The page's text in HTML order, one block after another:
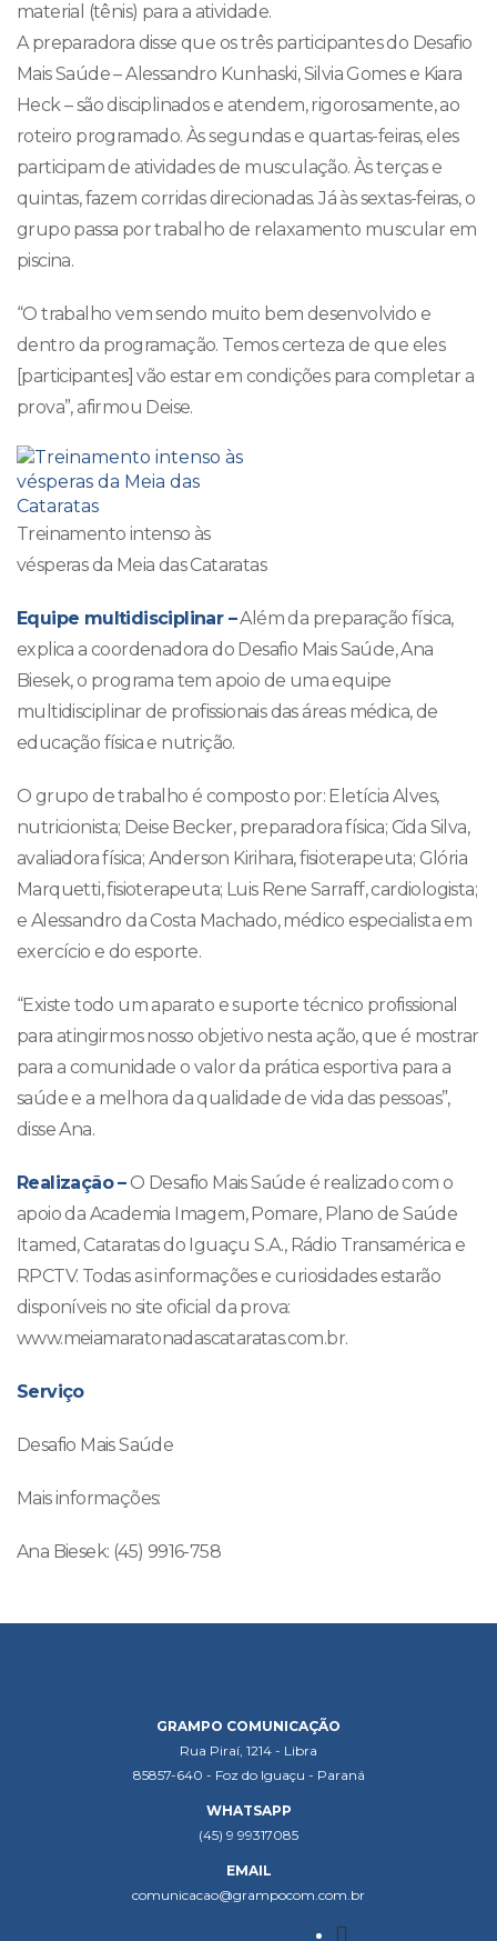
material (tênis) para a atividade.
A preparadora disse que os três participantes do Desafio
Mais Saúde – Alessandro Kunhaski, Silvia Gomes e Kiara
Heck – são disciplinados e atendem, rigorosamente, ao
roteiro programado. Às segundas e quartas-feiras, eles
participam de atividades de musculação. Às terças e
quintas, fazem corridas direcionadas. Já às sextas-feiras, o
grupo passa por trabalho de relaxamento muscular em
piscina.
“O trabalho vem sendo muito bem desenvolvido e
dentro da programação. Temos certeza de que eles
[participantes] vão estar em condições para completar a
prova”, afirmou Deise.
Treinamento intenso às
vésperas da Meia das Cataratas
Equipe multidisciplinar –Além da preparação física,
explica a coordenadora do Desafio Mais Saúde, Ana
Biesek, o programa tem apoio de uma equipe
multidisciplinar de profissionais das áreas médica, de
educação física e nutrição.
O grupo de trabalho é composto por: Eletícia Alves,
nutricionista; Deise Becker, preparadora física; Cida Silva,
avaliadora física; Anderson Kirihara, fisioterapeuta; Glória
Marquetti, fisioterapeuta; Luis Rene Sarraff, cardiologista;
e Alessandro da Costa Machado, médico especialista em
exercício e do esporte.
“Existe todo um aparato e suporte técnico profissional
para atingirmos nosso objetivo nesta ação, que é mostrar
para a comunidade o valor da prática esportiva para a
saúde e a melhora da qualidade de vida das pessoas”,
disse Ana.
Realização –O Desafio Mais Saúde é realizado com o
apoio da Academia Imagem, Pomare, Plano de Saúde
Itamed, Cataratas do Iguaçu S.A., Rádio Transamérica e
RPCTV. Todas as informações e curiosidades estarão
disponíveis no site oficial da prova:
www.meiamaratonadascataratas.com.br.
Serviço
Desafio Mais Saúde
Mais informações:
Ana Biesek: (45) 9916-758
GRAMPO COMUNICAÇÃO
Rua Piraí, 1214 - Libra
85857-640 - Foz do Iguaçu - Paraná
WHATSAPP
(45) 9 99317085
EMAIL
comunicacao@grampocom.com.br